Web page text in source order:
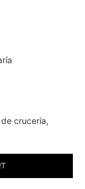
crucería,